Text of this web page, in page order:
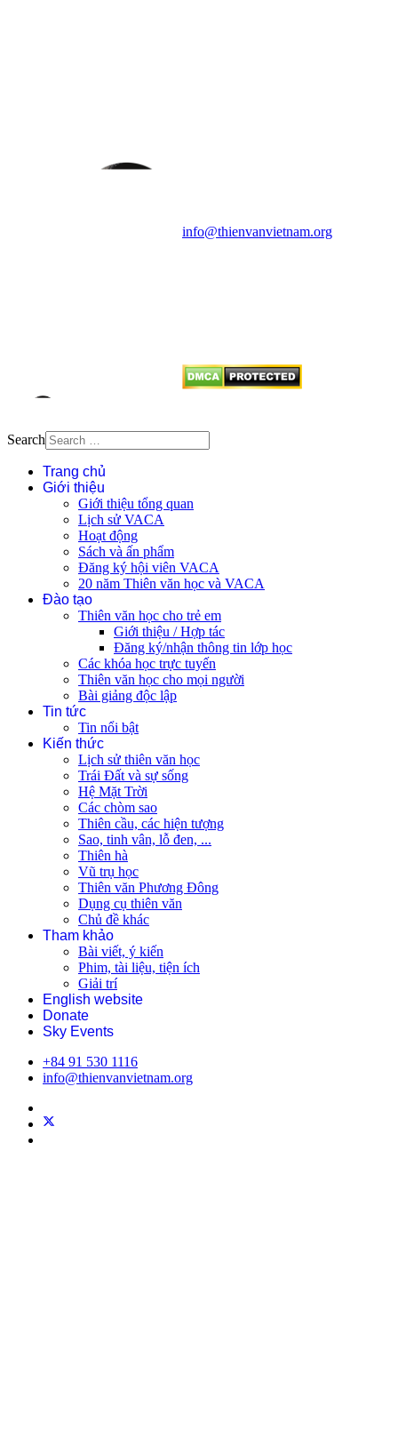
info@thienvanvietnam.org
Search
Trang chủ
Giới thiệu
Giới thiệu tổng quan
Lịch sử VACA
Hoạt động
Sách và ấn phẩm
Đăng ký hội viên VACA
20 năm Thiên văn học và VACA
Đào tạo
Thiên văn học cho trẻ em
Giới thiệu / Hợp tác
Đăng ký/nhận thông tin lớp học
Các khóa học trực tuyến
Thiên văn học cho mọi người
Bài giảng độc lập
Tin tức
Tin nổi bật
Kiến thức
Lịch sử thiên văn học
Trái Đất và sự sống
Hệ Mặt Trời
Các chòm sao
Thiên cầu, các hiện tượng
Sao, tinh vân, lỗ đen, ...
Thiên hà
Vũ trụ học
Thiên văn Phương Đông
Dụng cụ thiên văn
Chủ đề khác
Tham khảo
Bài viết, ý kiến
Phim, tài liệu, tiện ích
Giải trí
English website
Donate
Sky Events
+84 91 530 1116
info@thienvanvietnam.org